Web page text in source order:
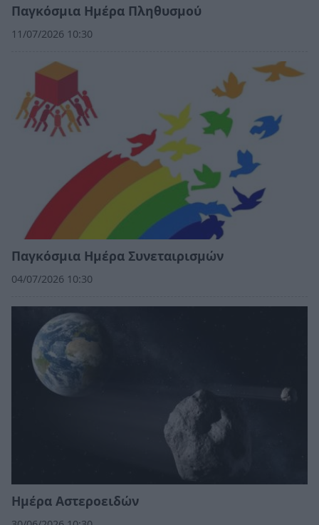
Παγκόσμια Ημέρα Πληθυσμού
11/07/2026 10:30
Παγκόσμια Ημέρα Συνεταιρισμών
04/07/2026 10:30
Ημέρα Αστεροειδών